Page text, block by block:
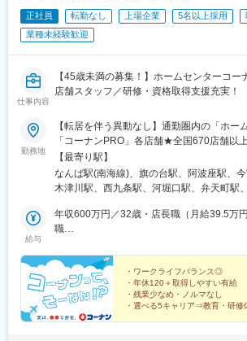
正社員 転勤なし 上場企業 5名以上採用
業種未経験歓迎
仕事内容
【45歳未満の募集！】ホームセンターコー
店舗スタッフ／研修・資格取得支援充実！
勤務地
【転居を伴う異動なし】通勤圏内の「ホー
「コーナンPRO」各店舗★全国670店舗以
績あり！★各地域、人柄重視で積極採用中
りません／地域限定職のみ※《総合職》or《
より選択可能《総合職》を選択された場合
の配属から転居を伴った異動の可能性があ
本部への転勤の可能性があり、多様な地域
早期のキャリアアップ・高収入を目指せま
京、神奈川、千葉、埼玉■関西エリア…大阪
奈良、和歌山■中国エリア…岡山、広島■四
川、愛媛、高知■東海エリア…愛知その他、
阜・静岡・山口・沖縄・島根・鳥取・茨城
【最寄り駅】
なんば駅(南海線)、旗の台駅、阿波座駅、今
木津川駅、西九条駅、河堀口駅、弁天町駅
幣島駅、新大阪駅、衣摺加美北駅、ＪＲ淡
駅(大阪府)、布施駅、加島駅、八戸ノ里駅、
雀駅、河内天美駅、大和田駅(大阪府)、八尾
駅、新石切駅、岡町駅、寝屋川市駅、白鷺
駅、蛍池駅、山田駅(大阪モノレール)、高
園駅、古市駅(大阪府)、鳳駅、牧落駅、寝屋
千里駅、富田駅(大阪府)、交野市駅、信太
給与
年収600万円／32歳・店長職（月給39.5万
職
職
・ワークライフバランス◎
・年休120＋取得しやすい有給
・残業少なめ・ノルマなし
・選べる5キャリア⇒教育・研修